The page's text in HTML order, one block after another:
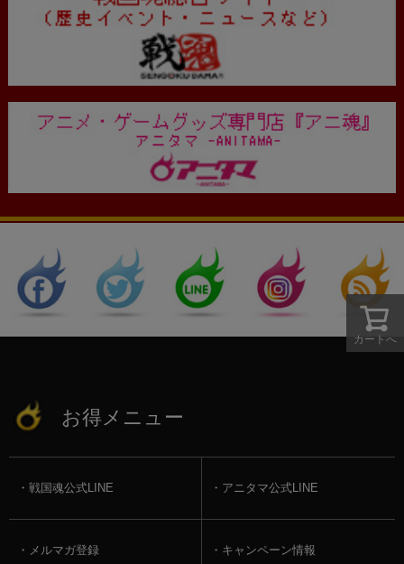
カートへ
お得メニュー
戦国魂公式LINE アニタマ公式LINE
メルマガ登録 キャンペーン情報